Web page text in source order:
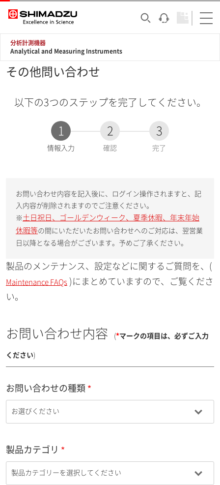
分析計測機器
Analytical and Measuring Instruments
その他問い合わせ
以下の3つのステップを完了してください。
1
現
情報入力
2
確認
3
完了
お問い合わせ内容を記入後に、ログイン操作されますと、記
入内容が削除されますのでご注意ください。
※ 土日祝日、ゴールデンウィーク、夏季休暇、年末年始
休暇等の間にいただいたお問い合わせへのご対応は、翌営業
日以降となる場合がございます。予めご了承ください。
製品のメンテナンス、設定などに関するご質問を、(
Maintenance FAQs )にまとめていますので、ご覧くださ
い。
お問い合わせ内容 (*マークの項目は、必ずご入力
ください)
お問い合わせの種類
製品カテゴリ